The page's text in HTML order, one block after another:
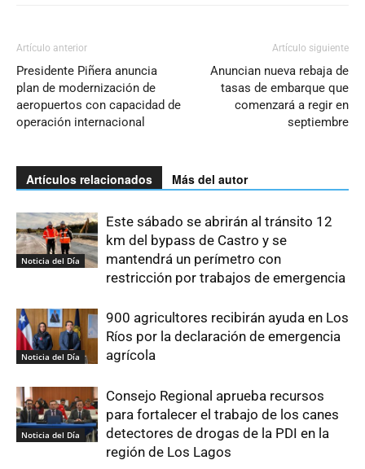
Artículo anterior
Presidente Piñera anuncia
plan de modernización de
aeropuertos con capacidad de
operación internacional
Artículo siguiente
Anuncian nueva rebaja de
tasas de embarque que
comenzará a regir en
septiembre
Artículos relacionados Más del autor
Noticia del Día
Este sábado se abrirán al tránsito 12
km del bypass de Castro y se
mantendrá un perímetro con
restricción por trabajos de emergencia
Noticia del Día
900 agricultores recibirán ayuda en Los
Ríos por la declaración de emergencia
agrícola
Noticia del Día
Consejo Regional aprueba recursos
para fortalecer el trabajo de los canes
detectores de drogas de la PDI en la
región de Los Lagos